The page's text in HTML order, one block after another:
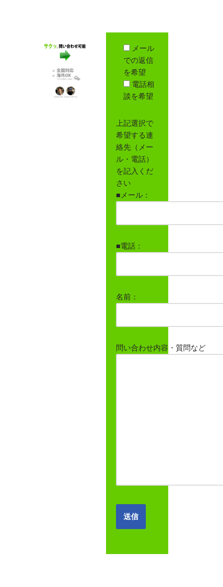
メール
での返信
を希望
電話相
談を希望
上記選択で
希望する連
絡先（メー
ル・電話）
を記入くだ
さい
■メール：
■電話：
名前：
問い合わせ内容・質問など